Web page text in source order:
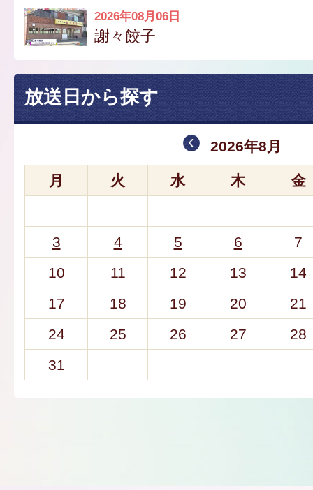
2026年08月06日
謝々餃子
放送日から探す
2026年8月
月 火 水 木 金
3 4 5 6
7
10
11 12 13
14
17
18 19 20
21
24
25 26 27
28
31